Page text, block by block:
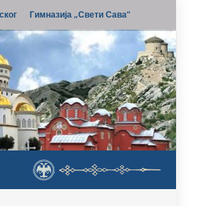
Гимназија „Свети Сава“